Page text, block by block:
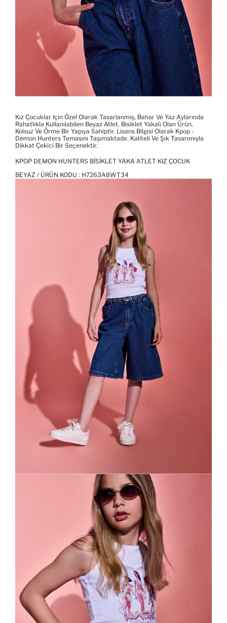
Kız Çocuklar Için Özel Olarak Tasarlanmış, Bahar Ve Yaz Aylarında
Rahatlıkla Kullanılabilen Beyaz Atlet. Bisiklet Yakalı Olan Ürün,
Kolsuz Ve Örme Bir Yapıya Sahiptir. Lisans Bilgisi Olarak Kpop -
Demon Hunters Temasını Taşımaktadır. Kaliteli Ve Şık Tasarımıyla
Dikkat Çekici Bir Seçenektir.
KPOP DEMON HUNTERS BISIKLET YAKA ATLET KIZ ÇOCUK
BEYAZ / ÜRÜN KODU : H7263A8WT34